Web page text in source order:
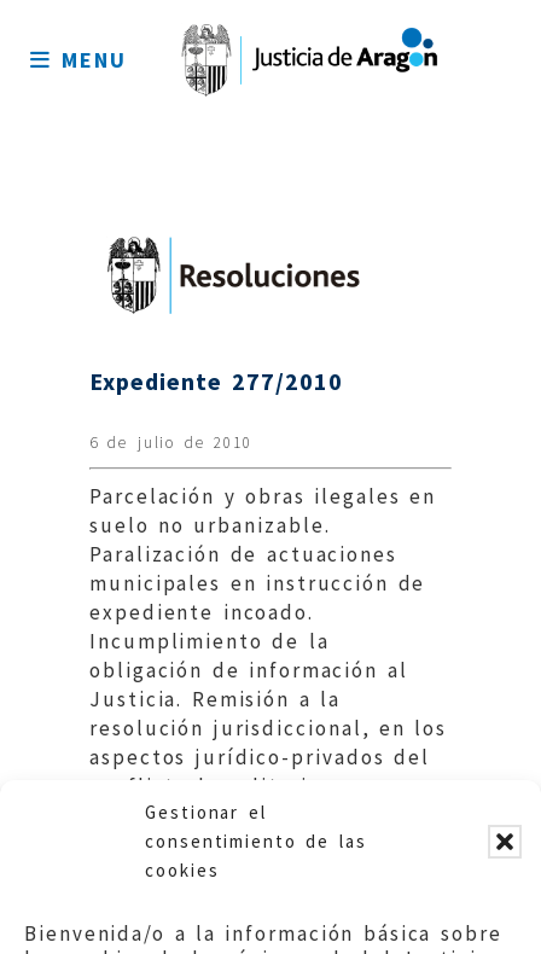
Gestionar el
consentimiento de las
cookies
Bienvenida/o a la información básica sobre
sitio
MENU
Expediente 277/2010
6 de julio de 2010
Parcelación y obras ilegales en
suelo no urbanizable.
Paralización de actuaciones
municipales en instrucción de
expediente incoado.
Incumplimiento de la
obligación de información al
Justicia. Remisión a la
resolución jurisdiccional, en los
aspectos jurídico-privados del
conflicto hereditario.
Ayuntamiento de Teruel.